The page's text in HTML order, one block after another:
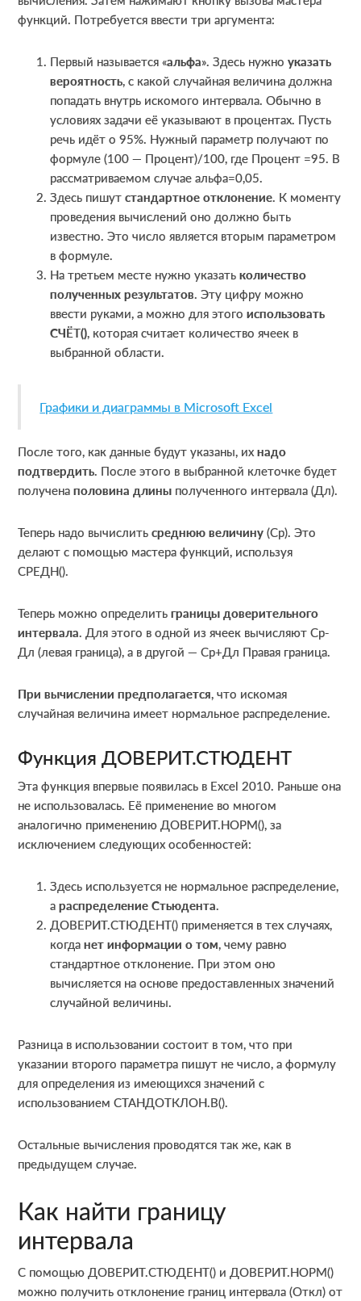
функций. Потребуется ввести три аргумента:
Первый называется «альфа». Здесь нужноуказать
вероятность, с какой случайная величина должна
попадать внутрь искомого интервала. Обычно в
условиях задачи её указывают в процентах. Пусть
речь идёт о 95%. Нужный параметр получают по
формуле (100 — Процент)/100, где Процент =95. В
рассматриваемом случае альфа=0,05.
Здесь пишутстандартное отклонение. К моменту
проведения вычислений оно должно быть
известно. Это число является вторым параметром
в формуле.
На третьем месте нужно указатьколичество
полученных результатов. Эту цифру можно
ввести руками, а можно для этогоиспользовать
СЧЁТ(), которая считает количество ячеек в
выбранной области.
Графики и диаграммы в Microsoft Excel
После того, как данные будут указаны, ихнадо
подтвердить. После этого в выбранной клеточке будет
полученаполовина длины полученного интервала (Дл).
Теперь надо вычислитьсреднюю величину(Ср). Это
делают с помощью мастера функций, используя
СРЕДН().
Теперь можно определитьграницы доверительного
интервала. Для этого в одной из ячеек вычисляют Ср-
Дл (левая граница), а в другой — Ср+Дл Правая граница.
При вычислении предполагается, что искомая
случайная величина имеет нормальное распределение.
Функция ДОВЕРИТ.СТЮДЕНТ
Эта функция впервые появилась в Excel 2010. Раньше она
не использовалась. Её применение во многом
аналогично применению ДОВЕРИТ.НОРМ(), за
исключением следующих особенностей:
Здесь используется не нормальное распределение,
араспределение Стьюдента.
ДОВЕРИТ.СТЮДЕНТ() применяется в тех случаях,
когданет информации о том, чему равно
стандартное отклонение. При этом оно
вычисляется на основе предоставленных значений
случайной величины.
Разница в использовании состоит в том, что при
указании второго параметра пишут не число, а формулу
для определения из имеющихся значений с
использованием СТАНДОТКЛОН.В().
Остальные вычисления проводятся так же, как в
предыдущем случае.
Как найти границу
интервала
С помощью ДОВЕРИТ.СТЮДЕНТ() и ДОВЕРИТ.НОРМ()
можно получить отклонение границ интервала (Откл) от